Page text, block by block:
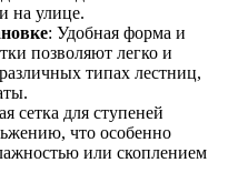
Лента
медная
Лист
медный
Труба
медная
Круг
бронзовый
(пруток)
стальные
резьбовые
чугунные
Хомуты
стальные
Труба ВГП
БУ металл
БУ трубы
на улице.
: Удобная форма и
позволяют легко и
типах лестниц,
сетка для ступеней
что особенно
или скоплением